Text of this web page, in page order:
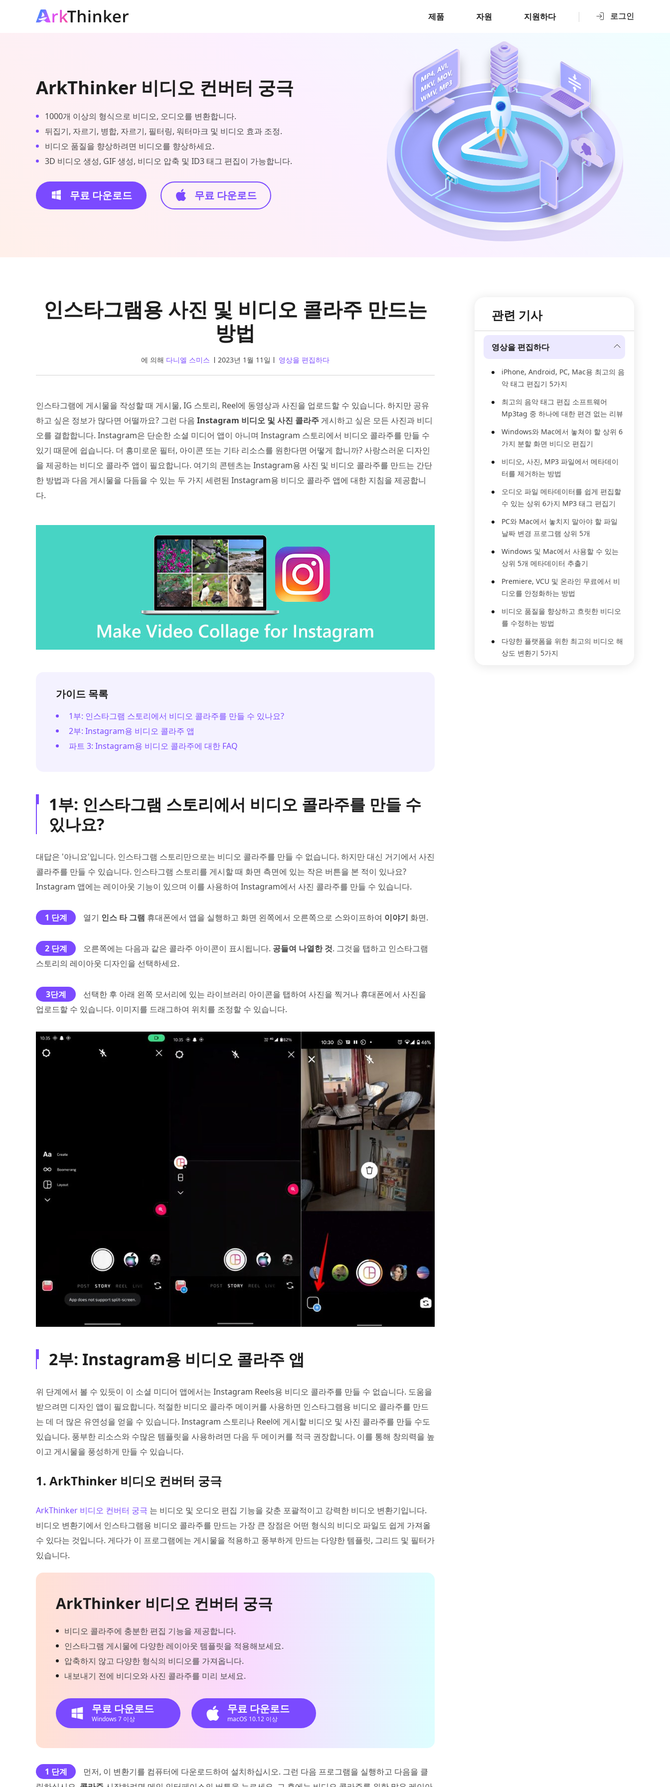
로그인
제품 자원 지원하다
ArkThinker 비디오 컨버터 궁극
1000개 이상의 형식으로 비디오, 오디오를 변환합니다.
뒤집기, 자르기, 병합, 자르기, 필터링, 워터마크 및 비디오 효과 조정.
비디오 품질을 향상하려면 비디오를 향상하세요.
3D 비디오 생성, GIF 생성, 비디오 압축 및 ID3 태그 편집이 가능합니다.
무료 다운로드 무료 다운로드
인스타그램용 사진 및 비디오 콜라주 만드는
방법
에 의해 다니엘 스미스 2023년 1월 11일 영상을 편집하다
인스타그램에 게시물을 작성할 때 게시물, IG 스토리, Reel에 동영상과 사진을 업로드할 수 있습니다. 하지만 공유
하고 싶은 정보가 많다면 어떨까요? 그런 다음 Instagram 비디오 및 사진 콜라주 게시하고 싶은 모든 사진과 비디
오를 결합합니다. Instagram은 단순한 소셜 미디어 앱이 아니며 Instagram 스토리에서 비디오 콜라주를 만들 수
있기 때문에 쉽습니다. 더 흥미로운 필터, 아이콘 또는 기타 리소스를 원한다면 어떻게 합니까? 사랑스러운 디자인
을 제공하는 비디오 콜라주 앱이 필요합니다. 여기의 콘텐츠는 Instagram용 사진 및 비디오 콜라주를 만드는 간단
한 방법과 다음 게시물을 다듬을 수 있는 두 가지 세련된 Instagram용 비디오 콜라주 앱에 대한 지침을 제공합니
다.
가이드 목록
1부: 인스타그램 스토리에서 비디오 콜라주를 만들 수 있나요?
2부: Instagram용 비디오 콜라주 앱
파트 3: Instagram용 비디오 콜라주에 대한 FAQ
1부: 인스타그램 스토리에서 비디오 콜라주를 만들 수
있나요?
대답은 '아니요'입니다. 인스타그램 스토리만으로는 비디오 콜라주를 만들 수 없습니다. 하지만 대신 거기에서 사진
콜라주를 만들 수 있습니다. 인스타그램 스토리를 게시할 때 화면 측면에 있는 작은 버튼을 본 적이 있나요?
Instagram 앱에는 레이아웃 기능이 있으며 이를 사용하여 Instagram에서 사진 콜라주를 만들 수 있습니다.
1 단계 열기 인스 타 그램 휴대폰에서 앱을 실행하고 화면 왼쪽에서 오른쪽으로 스와이프하여 이야기 화면.
2 단계 오른쪽에는 다음과 같은 콜라주 아이콘이 표시됩니다. 공들여 나열한 것. 그것을 탭하고 인스타그램
스토리의 레이아웃 디자인을 선택하세요.
3단계
선택한 후 아래 왼쪽 모서리에 있는 라이브러리 아이콘을 탭하여 사진을 찍거나 휴대폰에서 사진을
업로드할 수 있습니다. 이미지를 드래그하여 위치를 조정할 수 있습니다.
2부: Instagram용 비디오 콜라주 앱
위 단계에서 볼 수 있듯이 이 소셜 미디어 앱에서는 Instagram Reels용 비디오 콜라주를 만들 수 없습니다. 도움을
받으려면 디자인 앱이 필요합니다. 적절한 비디오 콜라주 메이커를 사용하면 인스타그램용 비디오 콜라주를 만드
는 데 더 많은 유연성을 얻을 수 있습니다. Instagram 스토리나 Reel에 게시할 비디오 및 사진 콜라주를 만들 수도
있습니다. 풍부한 리소스와 수많은 템플릿을 사용하려면 다음 두 메이커를 적극 권장합니다. 이를 통해 창의력을 높
이고 게시물을 풍성하게 만들 수 있습니다.
1. ArkThinker 비디오 컨버터 궁극
ArkThinker 비디오 컨버터 궁극 는 비디오 및 오디오 편집 기능을 갖춘 포괄적이고 강력한 비디오 변환기입니다.
비디오 변환기에서 인스타그램용 비디오 콜라주를 만드는 가장 큰 장점은 어떤 형식의 비디오 파일도 쉽게 가져올
수 있다는 것입니다. 게다가 이 프로그램에는 게시물을 적용하고 풍부하게 만드는 다양한 템플릿, 그리드 및 필터가
있습니다.
ArkThinker 비디오 컨버터 궁극
비디오 콜라주에 충분한 편집 기능을 제공합니다.
인스타그램 게시물에 다양한 레이아웃 템플릿을 적용해보세요.
압축하지 않고 다양한 형식의 비디오를 가져옵니다.
내보내기 전에 비디오와 사진 콜라주를 미리 보세요.
무료 다운로드
Windows 7 이상
무료 다운로드
macOS 10.12 이상
1 단계
먼저, 이 변환기를 컴퓨터에 다운로드하여 설치하십시오. 그런 다음 프로그램을 실행하고 다음을 클
관련 기사
영상을 편집하다
iPhone, Android, PC, Mac용 최고의 음
악 태그 편집기 5가지
최고의 음악 태그 편집 소프트웨어
Mp3tag 중 하나에 대한 편견 없는 리뷰
Windows와 Mac에서 놓쳐야 할 상위 6
가지 분할 화면 비디오 편집기
비디오, 사진, MP3 파일에서 메타데이
터를 제거하는 방법
오디오 파일 메타데이터를 쉽게 편집할
수 있는 상위 6가지 MP3 태그 편집기
PC와 Mac에서 놓치지 말아야 할 파일
날짜 변경 프로그램 상위 5개
Windows 및 Mac에서 사용할 수 있는
상위 5개 메타데이터 추출기
Premiere, VCU 및 온라인 무료에서 비
디오를 안정화하는 방법
비디오 품질을 향상하고 흐릿한 비디오
를 수정하는 방법
다양한 플랫폼을 위한 최고의 비디오 해
상도 변환기 5가지